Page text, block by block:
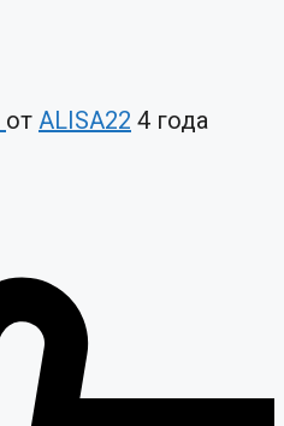
от ALISA22 4 года